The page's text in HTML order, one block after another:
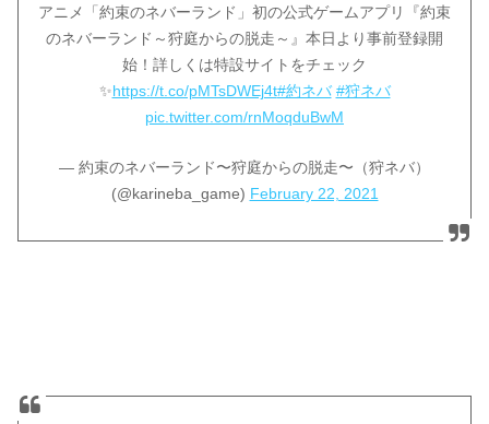
アニメ「約束のネバーランド」初の公式ゲームアプリ『約束
のネバーランド～狩庭からの脱走～』本日より事前登録開
始！詳しくは特設サイトをチェック
✨https://t.co/pMTsDWEj4t#約ネバ #狩ネバ
pic.twitter.com/rnMoqduBwM
— 約束のネバーランド〜狩庭からの脱走〜（狩ネバ）
(@karineba_game) February 22, 2021